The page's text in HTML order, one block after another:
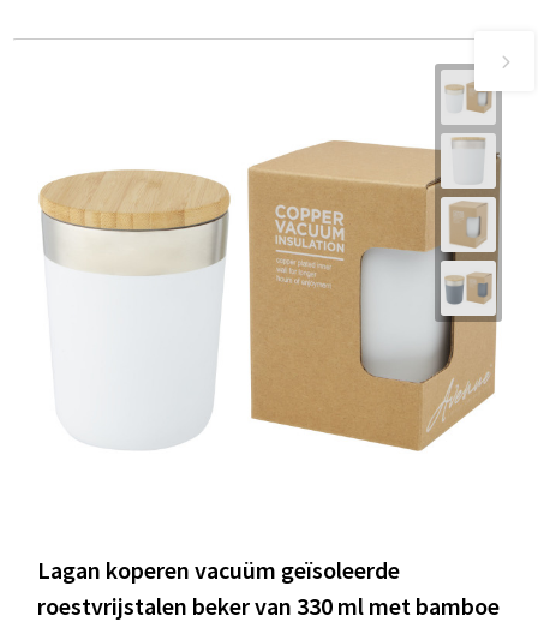
Lagan koperen vacuüm geïsoleerde
roestvrijstalen beker van 330 ml met bamboe